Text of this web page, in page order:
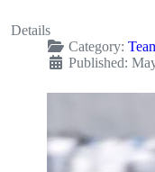
Details
Category:
Published: